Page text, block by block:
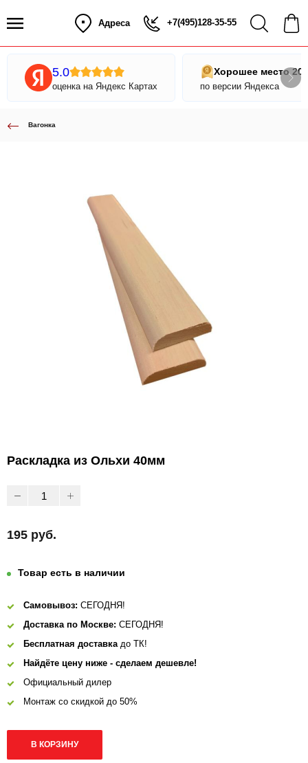
Адреса +7(495)128-35-55
5.0
оценка на Яндекс Картах
Хорошее место
по версии Яндекса
Вагонка
Раскладка из Ольхи 40мм
195 руб.
Товар есть в наличии
Самовывоз: СЕГОДНЯ!
Доставка по Москве: СЕГОДНЯ!
Бесплатная доставкадо ТК!
Найдёте цену ниже - сделаем дешевле!
Официальный дилер
Монтаж со скидкой до 50%
В КОРЗИНУ